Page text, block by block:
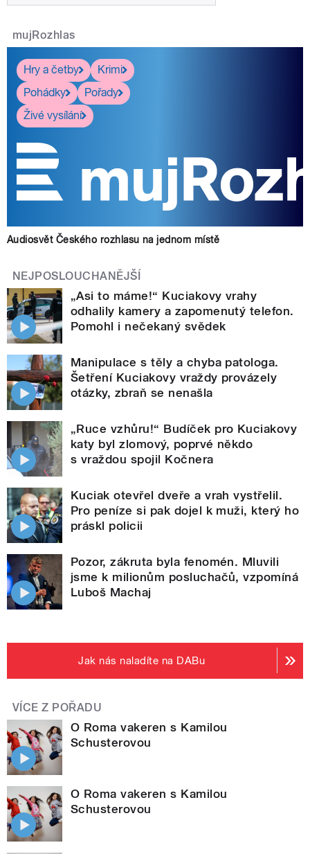
mujRozhlas
Hry a četby
Krimi
Pohádky
Pořady
Živé vysílání
Audiosvět Českého rozhlasu na jednom místě
NEJPOSLOUCHANĚJŠÍ
„Asi to máme!“ Kuciakovy vrahy
odhalily kamery a zapomenutý telefon.
Pomohl i nečekaný svědek
Manipulace s těly a chyba patologa.
Šetření Kuciakovy vraždy provázely
otázky, zbraň se nenašla
„Ruce vzhůru!“ Budíček pro Kuciakovy
katy byl zlomový, poprvé někdo
s vraždou spojil Kočnera
Kuciak otevřel dveře a vrah vystřelil.
Pro peníze si pak dojel k muži, který ho
práskl policii
Pozor, zákruta byla fenomén. Mluvili
jsme k milionům posluchačů, vzpomíná
Luboš Machaj
Jak nás naladíte na DABu
VÍCE Z POŘADU
O Roma vakeren s Kamilou
Schusterovou
O Roma vakeren s Kamilou
Schusterovou